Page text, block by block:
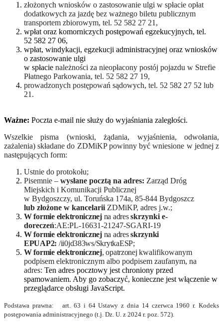
złożonych wniosków o zastosowanie ulgi w spłacie opłat
dodatkowych za jazdę bez ważnego biletu publicznym
transportem zbiorowym, tel. 52 582 27 21,
wpłat oraz komorniczych postępowań egzekucyjnych, tel.
52 582 27 06,
wpłat, windykacji, egzekucji administracyjnej oraz wniosków
o zastosowanie ulgi
w spłacie należności za nieopłacony postój pojazdu w Strefie
Płatnego Parkowania, tel. 52 582 27 19,
prowadzonych postępowań sądowych, tel. 52 582 27 52 lub
21.
Ważne: Poczta e-mail nie służy do wyjaśniania zaległości.
Wszelkie pisma (wnioski, żądania, wyjaśnienia, odwołania,
zażalenia) składane do ZDMiKP powinny być wniesione w jednej z
następujących form:
Ustnie do protokołu;
Pisemnie – wysłane pocztą na adres: Zarząd Dróg
Miejskich i Komunikacji Publicznej
w Bydgoszczy, ul. Toruńska 174a, 85-844 Bydgoszcz
lub złożone w kancelarii ZDMiKP, adres j.w.;
W formie elektronicznejna adresskrzynki e-
doreczeń:AE:PL-16631-21247-SGARI-19
W formie elektronicznejna adresskrzynki
EPUAP2: /ii0jd383ws/SkrytkaESP;
W formie elektronicznej, opatrzonejkwalifikowanym
podpisem elektronicznym albo podpisem zaufanym, na
adres: Ten adres pocztowy jest chroniony przed
spamowaniem. Aby go zobaczyć, konieczne jest włączenie w
przeglądarce obsługi JavaScript.
Podstawa prawna: art. 63 i 64 Ustawy z dnia 14 czerwca 1960 r. Kodeks
postępowania administracyjnego (t.j. Dz. U. z 2024 r. poz. 572).